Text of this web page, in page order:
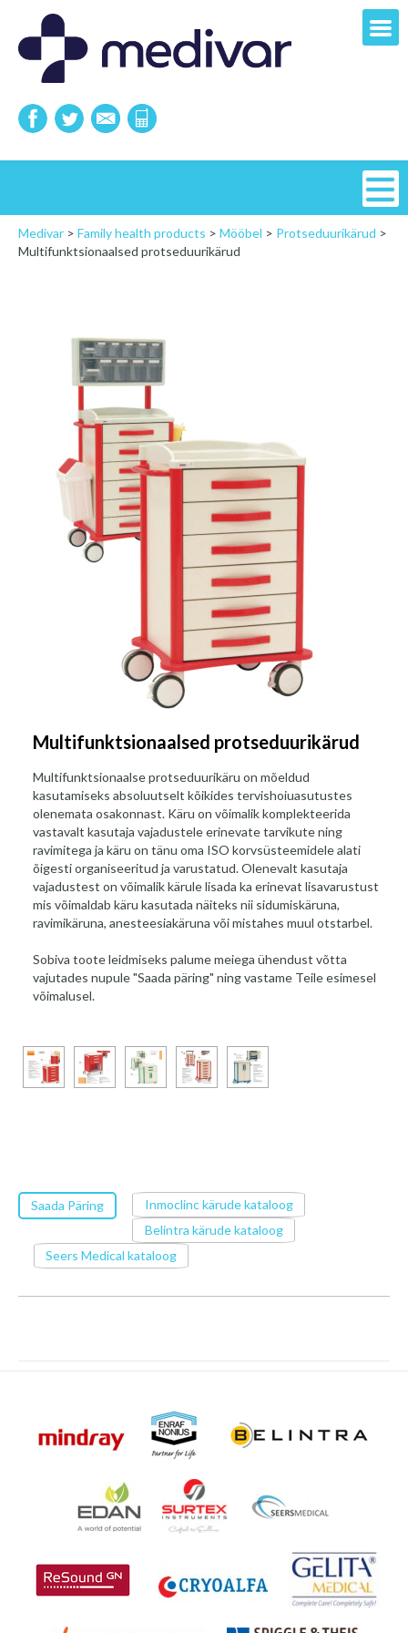
Medivar > Family health products > Mööbel > Protseduurikärud >
Multifunktsionaalsed protseduurikärud
Multifunktsionaalsed protseduurikärud
Multifunktsionaalse protseduurikäru on mõeldud
kasutamiseks absoluutselt kõikides tervishoiuasutustes
olenemata osakonnast. Käru on võimalik komplekteerida
vastavalt kasutaja vajadustele erinevate tarvikute ning
ravimitega ja käru on tänu oma ISO korvsüsteemidele alati
õigesti organiseeritud ja varustatud. Olenevalt kasutaja
vajadustest on võimalik kärule lisada ka erinevat lisavarustust
mis võimaldab käru kasutada näiteks nii sidumiskäruna,
ravimikäruna, anesteesiakäruna või mistahes muul otstarbel.
Sobiva toote leidmiseks palume meiega ühendust võtta
vajutades nupule "Saada päring" ning vastame Teile esimesel
võimalusel.
Saada Päring
Inmoclinc kärude kataloog
Belintra kärude kataloog
Seers Medical kataloog